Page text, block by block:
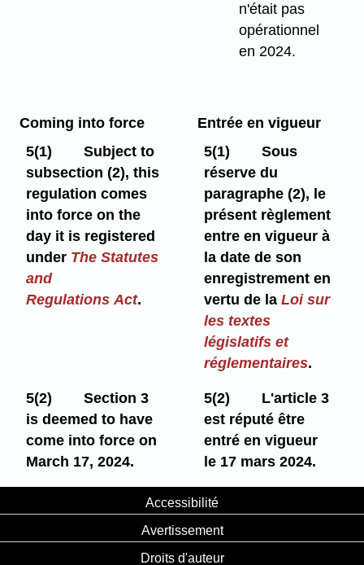
n'était pas
opérationnel
en 2024.
Coming into force
5(1)
Subject to
subsection (2), this
regulation comes
into force on the
day it is registered
under The Statutes
and
Regulations Act.
Entrée en vigueur
5(1)
Sous
réserve du
paragraphe (2), le
présent règlement
entre en vigueur à
la date de son
enregistrement en
vertu de laLoi sur
les textes
législatifs et
réglementaires.
5(2)
Section 3
is deemed to have
come into force on
March 17, 2024.
5(2)
L'article 3
est réputé être
entré en vigueur
le 17 mars 2024.
Accessibilité
Avertissement
Droits d'auteur